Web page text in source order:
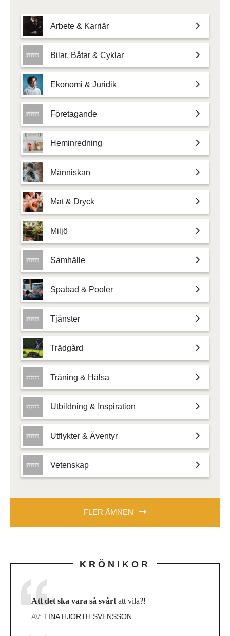
Arbete & Karriär
Bilar, Båtar & Cyklar
Ekonomi & Juridik
Företagande
Heminredning
Människan
Mat & Dryck
Miljö
Samhälle
Spabad & Pooler
Tjänster
Trädgård
Träning & Hälsa
Utbildning & Inspiration
Utflykter & Äventyr
Vetenskap
FLER ÄMNEN
KRÖNIKOR
Att det ska vara så svårt att vila?!
AV: TINA HJORTH SVENSSON